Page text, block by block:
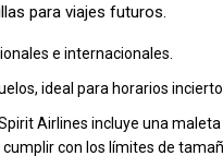
para viajes futuros.
e internacionales.
ideal para horarios
Airlines incluye una
con los límites de